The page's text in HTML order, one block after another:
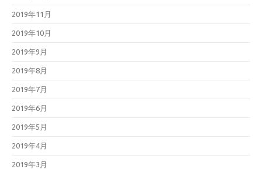
2019年11月
2019年10月
2019年9月
2019年8月
2019年7月
2019年6月
2019年5月
2019年4月
2019年3月